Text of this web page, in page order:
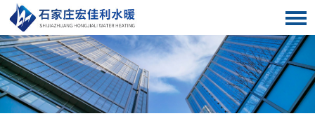
首页
服务项目
关于我们